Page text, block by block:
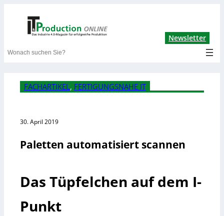
Newsletter
Search
FACHARTIKEL , FERTIGUNGSNAHE IT
30. April 2019
Paletten automatisiert scannen
Das Tüpfelchen auf dem I-
Punkt